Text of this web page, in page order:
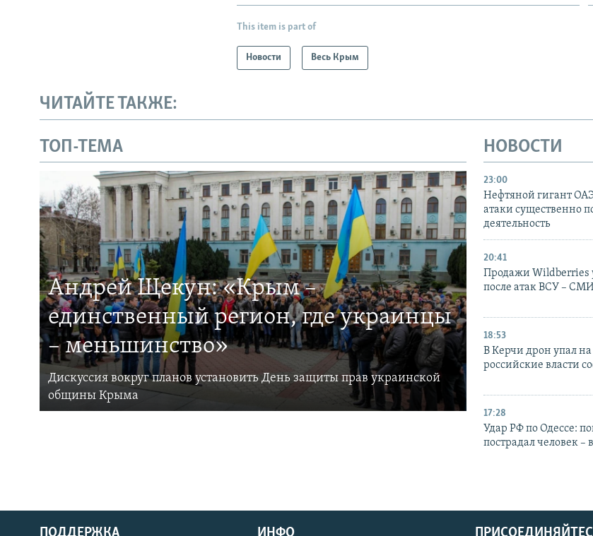
This item is part of
Новости Весь Крым
ЧИТАЙТЕ ТАКЖЕ:
ТОП-ТЕМА
Андрей Щекун: «Крым –
единственный регион, где украинцы
– меньшинство»
Дискуссия вокруг планов установить День защиты прав украинской
общины Крыма
НОВОСТИ
23:00
Нефтяной гигант ОАЭ
атаки существенно
деятельность
20:41
Продажи Wildberries
после атак ВСУ – СМИ
18:53
В Керчи дрон упал
российские власти
17:28
Удар РФ по Одессе:
пострадал человек –